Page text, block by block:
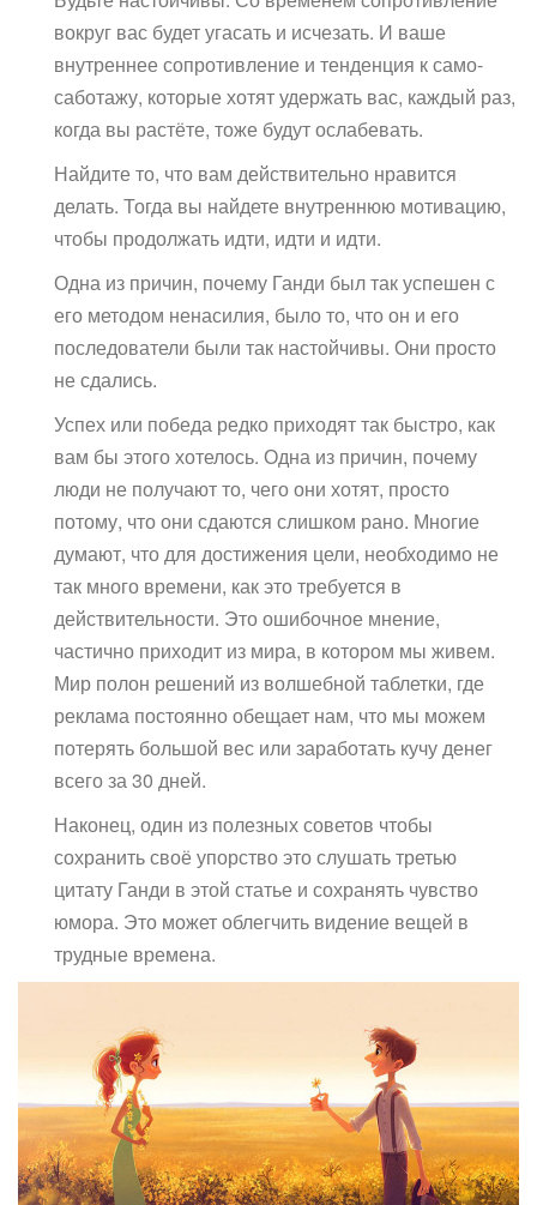
вокруг вас будет угасать и исчезать. И ваше
внутреннее сопротивление и тенденция к само-
саботажу, которые хотят удержать вас, каждый раз,
когда вы растёте, тоже будут ослабевать.
Найдите то, что вам действительно нравится
делать. Тогда вы найдете внутреннюю мотивацию,
чтобы продолжать идти, идти и идти.
Одна из причин, почему Ганди был так успешен с
его методом ненасилия, было то, что он и его
последователи были так настойчивы. Они просто
не сдались.
Успех или победа редко приходят так быстро, как
вам бы этого хотелось. Одна из причин, почему
люди не получают то, чего они хотят, просто
потому, что они сдаются слишком рано. Многие
думают, что для достижения цели, необходимо не
так много времени, как это требуется в
действительности. Это ошибочное мнение,
частично приходит из мира, в котором мы живем.
Мир полон решений из волшебной таблетки, где
реклама постоянно обещает нам, что мы можем
потерять большой вес или заработать кучу денег
всего за 30 дней.
Наконец, один из полезных советов чтобы
сохранить своё упорство это слушать третью
цитату Ганди в этой статье и сохранять чувство
юмора. Это может облегчить видение вещей в
трудные времена.